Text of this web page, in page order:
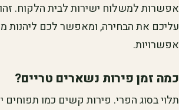
אפשרות למשלוח ישירות לבית הלקוח.
עליכם את הבחירה, ומאפשר לכם ליהנות
אפשרויות.
כמה זמן פירות נשארים טריים?
תלוי בסוג הפרי. פירות קשים כמו תפוחים